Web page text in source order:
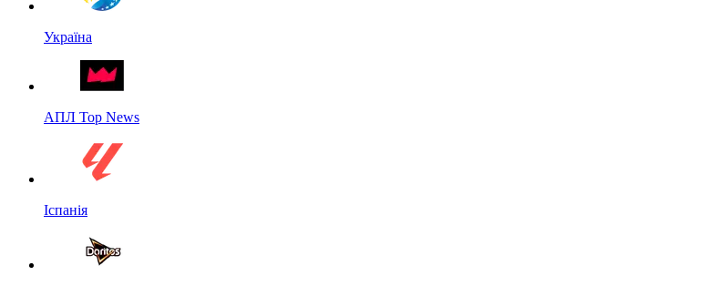
Україна
АПЛ Top News
Іспанія